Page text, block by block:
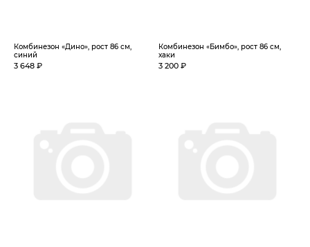
Комбинезон «Дино», рост 86 см,
синий
3 648 ₽
Комбинезон «Бимбо», рост 86 см,
хаки
3 200 ₽